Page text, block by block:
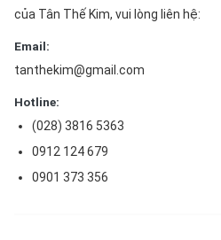
của Tân Thế Kim, vui lòng liên hệ:
Email:
tanthekim@gmail.com
Hotline:
(028) 3816 5363
0912 124 679
0901 373 356